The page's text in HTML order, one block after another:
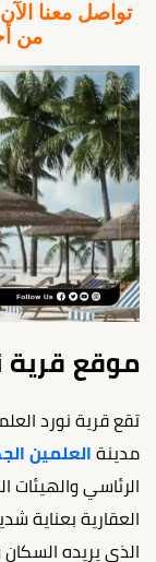
تواصل معنا
من
موقع قرية
تقع قرية نورد
مدينة العلمين
الرئاسي والهيئات
العقارية بعناية
الذي يريده السكان